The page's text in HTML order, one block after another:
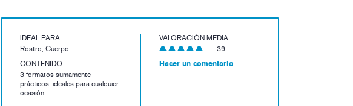
IDEAL PARA
Rostro, Cuerpo
CONTENIDO
3 formatos sumamente
prácticos, ideales para cualquier
ocasión :
VALORACIÓN MEDIA
39
Hacer un comentario